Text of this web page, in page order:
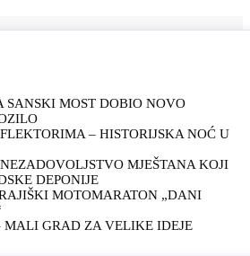
SANSKI MOST DOBIO NOVO
– HISTORIJSKA NOĆ U
MJEŠTANA KOJI
DEPONIJE
MOTOMARATON „DANI
MALI GRAD ZA VELIKE IDEJE